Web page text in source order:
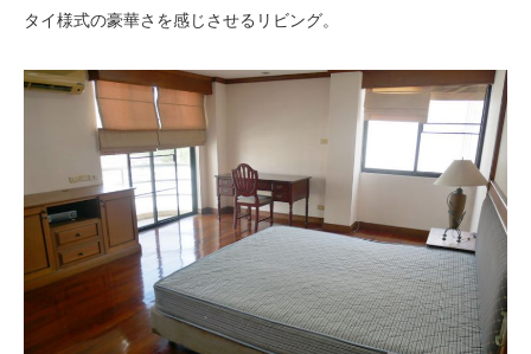
タイ様式の豪華さを感じさせるリビング。